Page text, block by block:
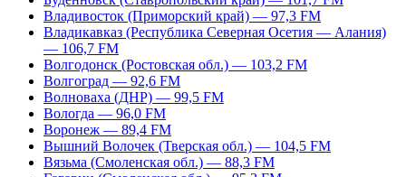
Владивосток (Приморский край) — 97,3 FM
Владикавказ (Республика Северная Осетия — Алания)
— 106,7 FM
Волгодонск (Ростовская обл.) — 103,2 FM
Волгоград — 92,6 FM
Волноваха (ДНР) — 99,5 FM
Вологда — 96,0 FM
Воронеж — 89,4 FM
Вышний Волочек (Тверская обл.) — 104,5 FM
Вязьма (Смоленская обл.) — 88,3 FM